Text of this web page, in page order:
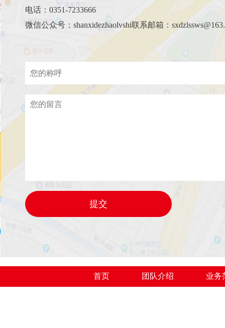
电话：0351-7233666
微信公众号：shanxidezhaolvshi联系邮箱：
首页 团队介绍 业务